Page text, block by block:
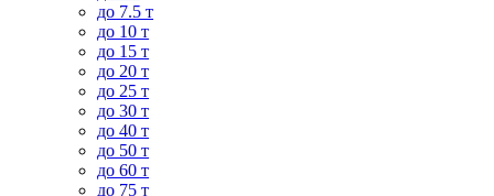
до 7.5 т
до 10 т
до 15 т
до 20 т
до 25 т
до 30 т
до 40 т
до 50 т
до 60 т
до 75 т